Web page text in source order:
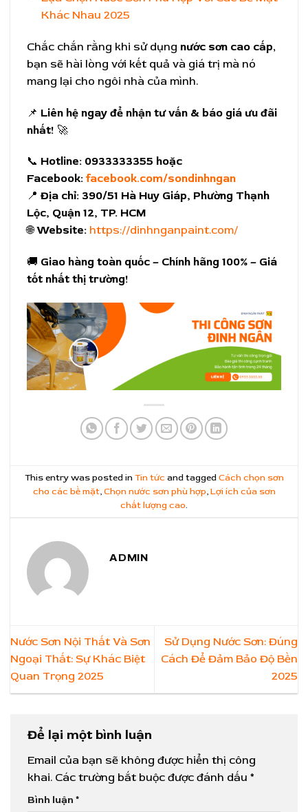
Khác Nhau 2025
Chắc chắn rằng khi sử dụng nước sơn cao cấp,
bạn sẽ hài lòng với kết quả và giá trị mà nó
mang lại cho ngôi nhà của mình.
📌 Liên hệ ngay để nhận tư vấn & báo giá ưu đãi
nhất! 🚀
📞 Hotline: 0933333355 hoặc
Facebook: facebook.com/sondinhngan
📍Địa chỉ: 390/51 Hà Huy Giáp, Phường Thạnh
Lộc, Quận 12, TP. HCM
🌐Website: https://dinhnganpaint.com/
🚚 Giao hàng toàn quốc – Chính hãng 100% – Giá
tốt nhất thị trường!
This entry was posted inTin tức and taggedCách chọn sơn
cho các bề mặt,Chọn nước sơn phù hợp,Lợi ích của sơn
chất lượng cao.
ADMIN
Nước Sơn Nội Thất Và Sơn
Ngoại Thất: Sự Khác Biệt
Quan Trọng 2025
Sử Dụng Nước Sơn: Đúng
Cách Để Đảm Bảo Độ Bền
2025
Để lại một bình luận
Email của bạn sẽ không được hiển thị công
khai. Các trường bắt buộc được đánh dấu *
Bình luận *